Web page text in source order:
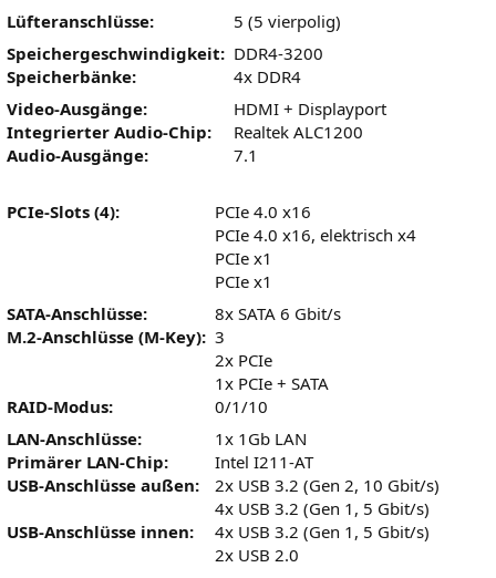
Lüfteranschlüsse:
5 (5 vierpolig)
Speichergeschwindigkeit: DDR4-3200
Speicherbänke:
4x DDR4
Video-Ausgänge:
HDMI + Displayport
Integrierter Audio-Chip:
Realtek ALC1200
Audio-Ausgänge:
7.1
PCIe-Slots (4):
PCIe 4.0 x16
PCIe 4.0 x16, elektrisch x4
PCIe x1
PCIe x1
SATA-Anschlüsse:
8x SATA 6 Gbit/s
M.2-Anschlüsse (M-Key): 3
2x PCIe
1x PCIe + SATA
RAID-Modus:
0/1/10
LAN-Anschlüsse:
1x 1Gb LAN
Primärer LAN-Chip:
Intel I211-AT
USB-Anschlüsse außen:
2x USB 3.2 (Gen 2, 10 Gbit/s)
4x USB 3.2 (Gen 1, 5 Gbit/s)
USB-Anschlüsse innen:
4x USB 3.2 (Gen 1, 5 Gbit/s)
2x USB 2.0